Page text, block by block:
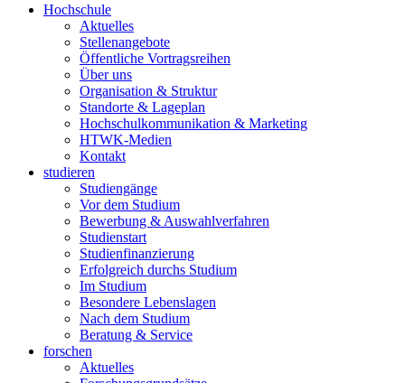
Hochschule
Aktuelles
Stellenangebote
Öffentliche Vortragsreihen
Über uns
Organisation & Struktur
Standorte & Lageplan
Hochschulkommunikation & Marketing
HTWK-Medien
Kontakt
studieren
Studiengänge
Vor dem Studium
Bewerbung & Auswahlverfahren
Studienstart
Studienfinanzierung
Erfolgreich durchs Studium
Im Studium
Besondere Lebenslagen
Nach dem Studium
Beratung & Service
forschen
Aktuelles